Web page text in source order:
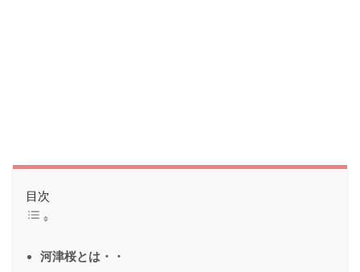
目次
河津桜とは・・